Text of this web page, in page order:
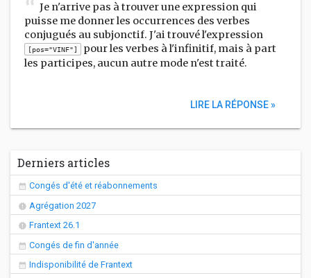
Je n'arrive pas à trouver une expression qui
puisse me donner les occurrences des verbes
conjugués au subjonctif. J'ai trouvé l'expression
[pos="VINF"]
pour les verbes à l'infinitif, mais à part
les participes, aucun autre mode n'est traité.
LIRE LA RÉPONSE »
Derniers articles
Congés d'été et réabonnements
Agrégation 2027
Frantext 26.1
Congés de fin d'année
Indisponibilité de Frantext